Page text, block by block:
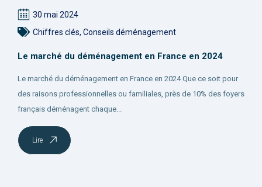
30 mai 2024
Chiffres clés, Conseils déménagement
Le marché du déménagement en France en 2024
Le marché du déménagement en France en 2024 Que ce soit pour
des raisons professionnelles ou familiales, près de 10% des foyers
français déménagent chaque...
Lire